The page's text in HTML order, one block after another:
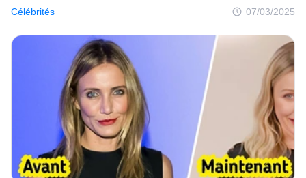
Célébrités 07/03/2025
de nombreux fans sur les réseaux sociaux ont comparé sa robe à
un abat-jour en raison de son design structuré, d'autres se sont
demandé comment elle avait pu s'asseoir confortablement dans
cette tenue.